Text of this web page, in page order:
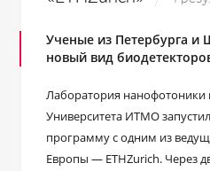
Ученые из Петербурга и
новый вид
Лаборатория нанофотоники
Университета ИТМО
программу с одним из
Европы — ETHZurich. Через